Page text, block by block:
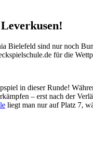
sind nur noch
für die
in dieser Runde!
– erst nach der
liegt man nur auf Platz 7,